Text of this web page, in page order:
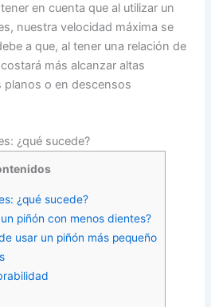
en cuenta que al utilizar un
nuestra velocidad máxima se
a que, al tener una relación de
más alcanzar altas
planos o en descensos
¿qué sucede?
¿qué sucede?
piñón con menos dientes?
usar un piñón más pequeño